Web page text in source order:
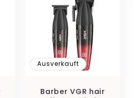
Ausverkauft
Barber VGR hair